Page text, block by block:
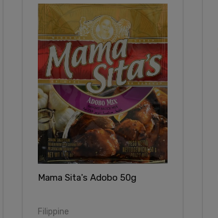
Mama Sita's Adobo 50g
Filippine